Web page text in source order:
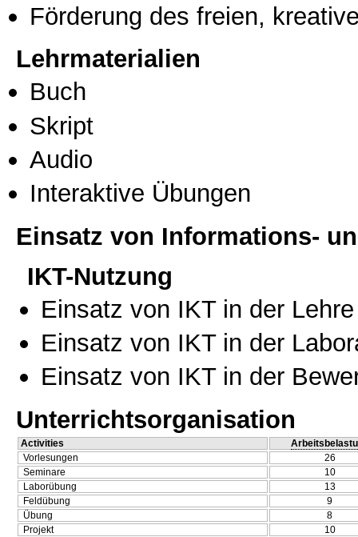
Förderung des freien,
Lehrmaterialien
Buch
Skript
Audio
Interaktive Übungen
Einsatz von Informations-
IKT-Nutzung
Einsatz von IKT in der Lehre
Einsatz von IKT in der
Einsatz von IKT in der
Unterrichtsorganisation
Activities
Vorlesungen
26
Seminare
10
Laborübung
13
Feldübung
9
Übung
8
Projekt
10